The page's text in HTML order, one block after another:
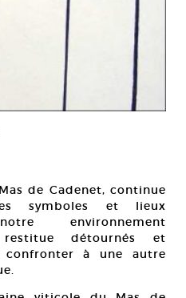
de Cadenet, continue
symboles et lieux
environnement
détournés et
confronter à une autre